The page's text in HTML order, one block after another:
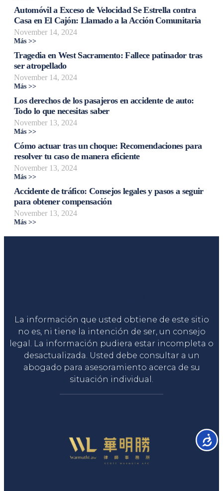
Automóvil a Exceso de Velocidad Se Estrella contra
Casa en El Cajón: Llamado a la Acción Comunitaria
November 14, 2024
Más >>
Tragedia en West Sacramento: Fallece patinador tras
ser atropellado
November 14, 2024
Más >>
Los derechos de los pasajeros en accidente de auto:
Todo lo que necesitas saber
November 13, 2024
Más >>
Cómo actuar tras un choque: Recomendaciones para
resolver tu caso de manera eficiente
November 13, 2024
Más >>
Accidente de tráfico: Consejos legales y pasos a seguir
para obtener compensación
November 13, 2024
Más >>
La información que usted obtiene de este sitio
no es, ni tiene la intención de ser, un consejo
legal. La información pudiera estar incompleta o
desactualizada. Usted debe consultar a un
abogado para asesoramiento acerca de su
situación individual.